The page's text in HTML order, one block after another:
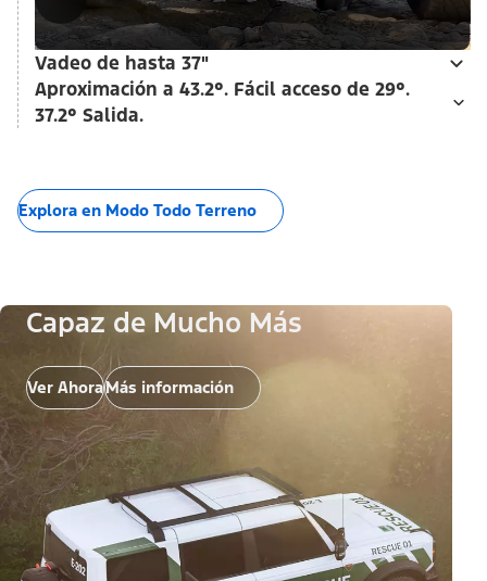
Vadeo de hasta 37"
Aproximación a 43.2°. Fácil acceso de 29°.
37.2° Salida.
Explora en Modo Todo Terreno
Capaz de Mucho Más
Ver AhoraMás información